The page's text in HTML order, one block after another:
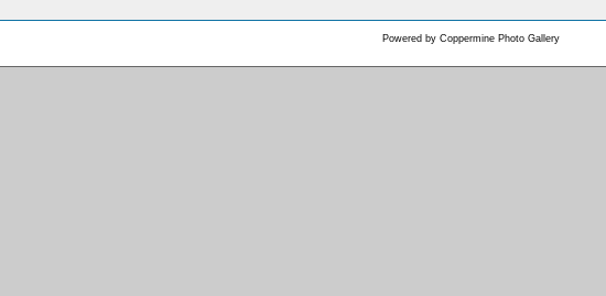
Powered by Coppermine Photo Gallery